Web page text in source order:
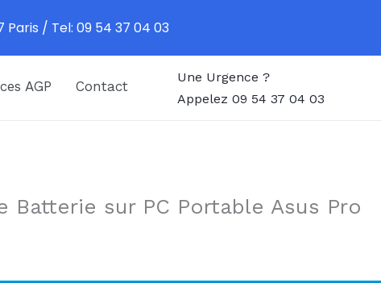
AGP Contact
Une Urgence ?
Appelez 09 54 37 04 03
Batterie sur PC Portable Asus Pro
Paris / Tel: 09 54 37 04 03